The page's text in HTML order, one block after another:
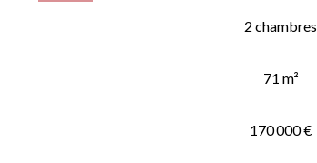
2 chambres
71 m²
170 000 €